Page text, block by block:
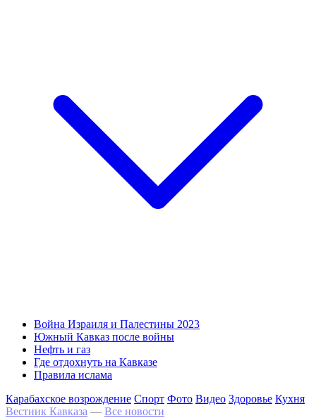
Война Израиля и Палестины 2023
Южный Кавказ после войны
Нефть и газ
Где отдохнуть на Кавказе
Правила ислама
Карабахское возрождение Спорт Фото Видео Здоровье Кухня
Вестник Кавказа — Все новости